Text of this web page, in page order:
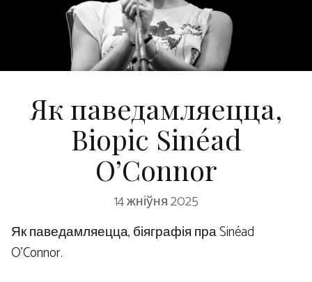
Як паведамляецца,
Biopic Sinéad
O’Connor
14 жніўня 2025
Як паведамляецца, біяграфія пра Sinéad
O’Connor.